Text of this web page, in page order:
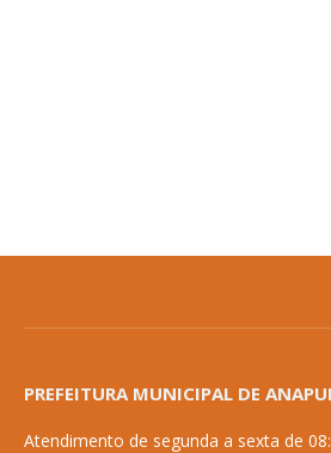
PREFEITURA MUNICIPAL DE
Atendimento de segunda a sexta de